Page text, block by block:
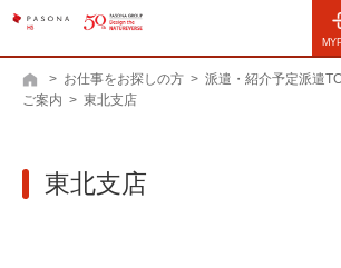
ホーム
> お仕事をお探しの方 > 派遣・紹介予定派遣
ご案内 > 東北支店
東北支店